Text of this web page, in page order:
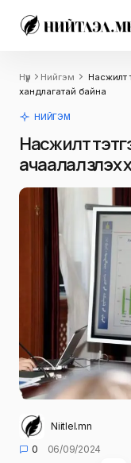
Нүүр Нийгэм
Насжилт
хандлагатай байна
НИЙГЭМ
Насжилт
ачаалал
Niitlel.mn
0
06/09/2024